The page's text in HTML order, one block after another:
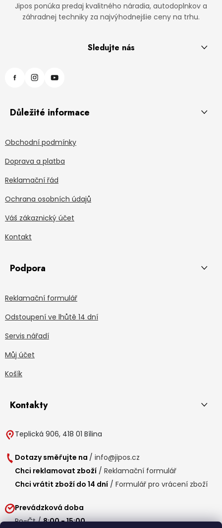
Jipos ponúka predaj kvalitného náradia, autodoplnkov a
záhradnej techniky za najvýhodnejšie ceny na trhu.
Sledujte nás
Důležité informace
Obchodní podmínky
Doprava a platba
Reklamační řád
Ochrana osobních údajů
Váš zákaznický účet
Kontakt
Podpora
Reklamační formulář
Odstoupení ve lhůtě 14 dní
Servis nářadí
Můj účet
Košík
Kontakty
Teplická 906, 418 01 Bílina
Dotazy směřujte na / info@jipos.cz
Chci reklamovat zboží / Reklamační formulář
Chci vrátit zboží do 14 dní / Formulář pro vrácení zboží
Prevádzková doba
Po-Čt /8:00 - 15:00